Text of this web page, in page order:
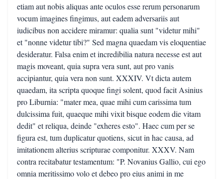
etiam aut nobis aliquas ante oculos esse rerum personarum
vocum imagines fingimus, aut eadem adversariis aut
iudicibus non accidere miramur: qualia sunt "videtur mihi"
et "nonne videtur tibi?" Sed magna quaedam vis eloquentiae
desideratur. Falsa enim et incredibilia natura necesse est aut
magis moveant, quia supra vera sunt, aut pro vanis
accipiantur, quia vera non sunt. XXXIV. Vt dicta autem
quaedam, ita scripta quoque fingi solent, quod facit Asinius
pro Liburnia: "mater mea, quae mihi cum carissima tum
dulcissima fuit, quaeque mihi vixit bisque eodem die vitam
dedit" et reliqua, deinde "exheres esto". Haec cum per se
figura est, tum duplicatur quotiens, sicut in hac causa, ad
imitationem alterius scripturae componitur. XXXV. Nam
contra recitabatur testamentum: "P. Novanius Gallio, cui ego
omnia meritissimo volo et debeo pro eius animi in me